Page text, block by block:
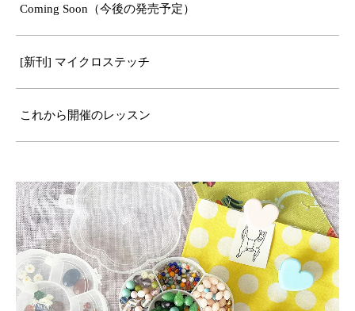
Coming Soon（今後の発売予定）
[新刊] マイクロステッチ
これから開催のレッスン